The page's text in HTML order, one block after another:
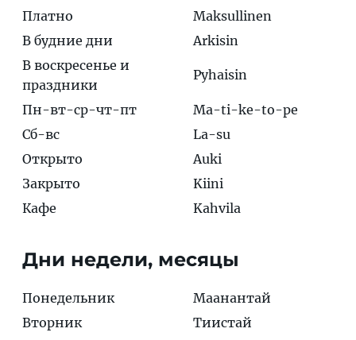
Платно
Maksullinen
В будние дни
Arkisin
В воскресенье и
праздники
Pyhaisin
Пн-вт-ср-чт-пт
Ma-ti-ke-to-pe
Сб-вс
La-su
Открыто
Auki
Закрыто
Kiini
Кафе
Kahvila
Дни недели, месяцы
Понедельник
Маанантай
Вторник
Тиистай